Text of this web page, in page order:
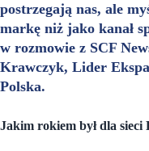
postrzegają nas, ale
markę niż jako kanał
w rozmowie z SCF
Krawczyk, Lider
Polska.
Jakim rokiem był dla sieci